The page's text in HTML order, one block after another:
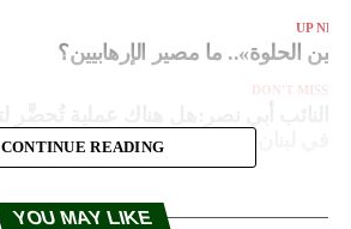
UP
الحلوة».. ما مصير الإرهابيين؟
DON'T MISS
CONTINUE READING
YOU MAY LIKE